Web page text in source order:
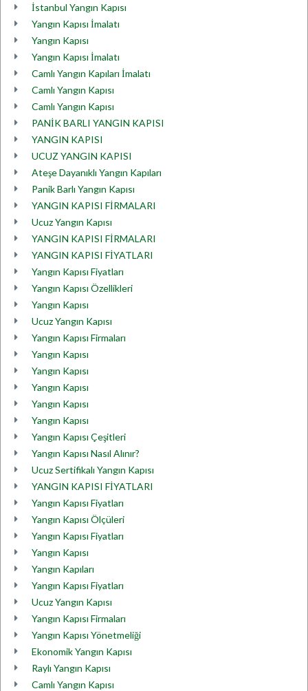
İstanbul Yangın Kapısı
Yangın Kapısı İmalatı
Yangın Kapısı
Yangın Kapısı İmalatı
Camlı Yangın Kapıları İmalatı
Camlı Yangın Kapısı
Camlı Yangın Kapısı
PANİK BARLI YANGIN KAPISI
YANGIN KAPISI
UCUZ YANGIN KAPISI
Ateşe Dayanıklı Yangın Kapıları
Panik Barlı Yangın Kapısı
YANGIN KAPISI FİRMALARI
Ucuz Yangın Kapısı
YANGIN KAPISI FİRMALARI
YANGIN KAPISI FİYATLARI
Yangın Kapısı Fiyatları
Yangın Kapısı Özellikleri
Yangın Kapısı
Ucuz Yangın Kapısı
Yangın Kapısı Firmaları
Yangın Kapısı
Yangın Kapısı
Yangın Kapısı
Yangın Kapısı
Yangın Kapısı
Yangın Kapısı Çeşitleri
Yangın Kapısı Nasıl Alınır?
Ucuz Sertifikalı Yangın Kapısı
YANGIN KAPISI FİYATLARI
Yangın Kapısı Fiyatları
Yangın Kapısı Ölçüleri
Yangın Kapısı Fiyatları
Yangın Kapısı
Yangın Kapıları
Yangın Kapısı Fiyatları
Ucuz Yangın Kapısı
Yangın Kapısı Firmaları
Yangın Kapısı Yönetmeliği
Ekonomik Yangın Kapısı
Raylı Yangın Kapısı
Camlı Yangın Kapısı